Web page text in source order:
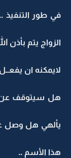
في طور التنفيذ
الزواج يتم بأذن
لايمكنه ان
هل سيتوقف عن
يألهي هل وصل
هذا الأسم ..